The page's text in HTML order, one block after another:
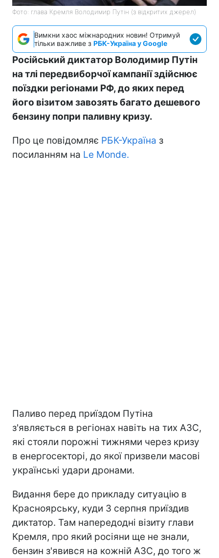
Фото: глава Кремля Володимир Путін (з відкритих джерел)
Вимкни хаос міжнародних новин! Отримуй
тільки важливе з РБК-Україна у Google
Російський диктатор Володимир Путін
на тлі передвиборчої кампанії здійснює
поїздки регіонами РФ, до яких перед
його візитом завозять багато дешевого
бензину попри паливну кризу.
Про це повідомляє РБК-Україна з
посиланням на Le Monde.
Паливо перед приїздом Путіна
з'являється в регіонах навіть на тих АЗС,
які стояли порожні тижнями через кризу
в енергосекторі, до якої призвели масові
українські удари дронами.
Видання бере до прикладу ситуацію в
Красноярську, куди 3 серпня приїздив
диктатор. Там напередодні візиту глави
Кремля, про який росіяни ще не знали,
бензин з'явився на кожній АЗС, до того ж